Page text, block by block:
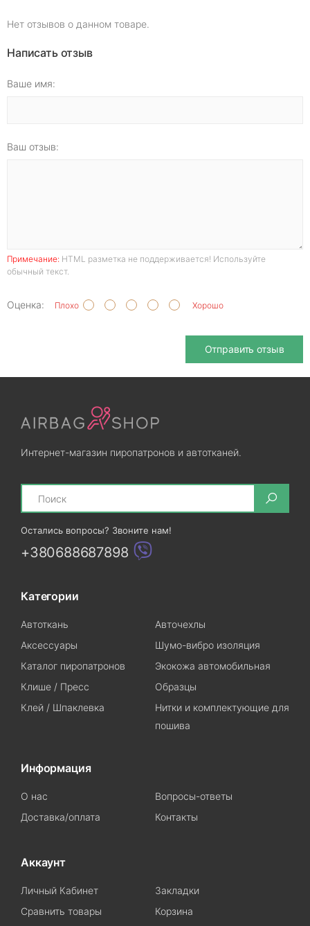
Нет отзывов о данном товаре.
Написать отзыв
Ваше имя:
Ваш отзыв:
Примечание: HTML разметка не поддерживается! Используйте
обычный текст.
Оценка: Плохо Хорошо
Отправить отзыв
Интернет-магазин пиропатронов и автотканей.
Search
Остались вопросы? Звоните нам!
+380688687898
Категории
Автоткань
Авточехлы
Аксессуары
Шумо-вибро изоляция
Каталог пиропатронов
Экокожа автомобильная
Клише / Пресс
Образцы
Клей / Шпаклевка
Нитки и комплектующие для
пошива
Информация
О нас
Вопросы-ответы
Доставка/оплата
Контакты
Аккаунт
Личный Кабинет
Закладки
Сравнить товары
Корзина